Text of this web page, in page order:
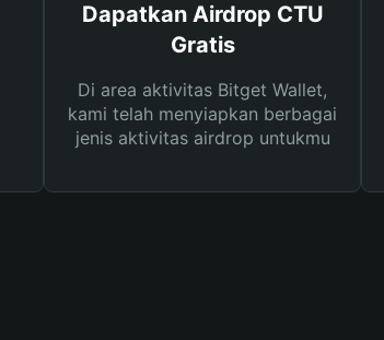
Dapatkan Airdrop CTU
Gratis
Di area aktivitas Bitget Wallet,
kami telah menyiapkan berbagai
jenis aktivitas airdrop untukmu